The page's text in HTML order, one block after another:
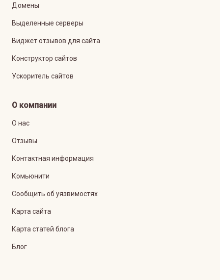
Домены
Выделенные серверы
Виджет отзывов для сайта
Конструктор сайтов
Ускоритель сайтов
О компании
О нас
Отзывы
Контактная информация
Комьюнити
Сообщить об уязвимостях
Карта сайта
Карта статей блога
Блог